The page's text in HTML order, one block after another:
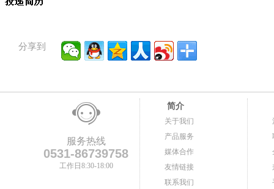
分享到
服务热线
0531-86739758
工作日8:30-18:00
简介
关于我们
产品服务
媒体合作
友情链接
联系我们